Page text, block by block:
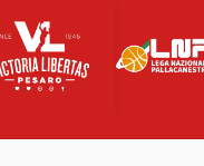
to
content